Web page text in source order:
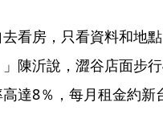
去看房，只看資料和地
陳沂說，澀谷店面步
達8％，每月租金約新